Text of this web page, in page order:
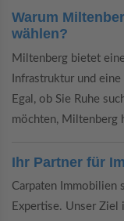
Warum
wählen?
Miltenberg bietet
Infrastruktur und
Egal, ob Sie Ruhe
möchten, Miltenberg
Ihr Partner für
Carpaten Immobilien
Expertise. Unser Ziel